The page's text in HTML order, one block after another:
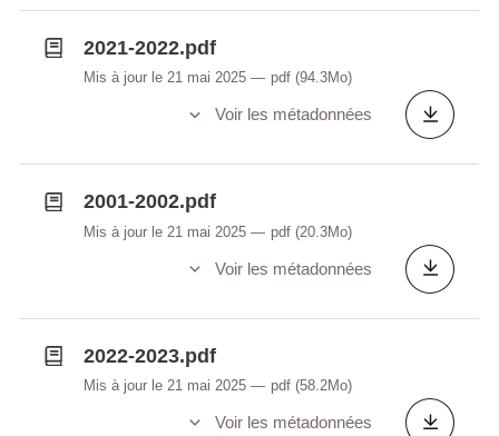
2021-2022.pdf
Mis à jour le 21 mai 2025 pdf (94.3Mo)
Voir les métadonnées
2001-2002.pdf
Mis à jour le 21 mai 2025 pdf (20.3Mo)
Voir les métadonnées
2022-2023.pdf
Mis à jour le 21 mai 2025 pdf (58.2Mo)
Voir les métadonnées